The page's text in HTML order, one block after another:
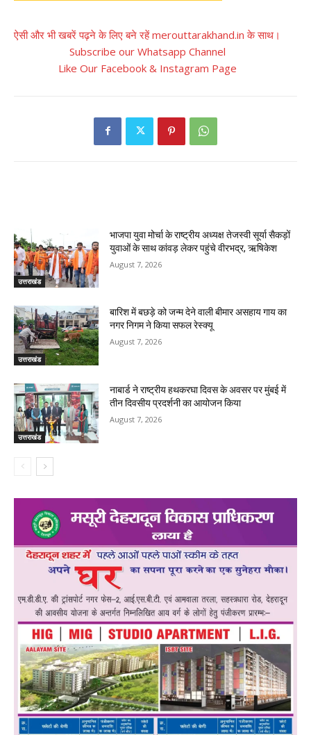
ऐसी और भी खबरें पढ़ने के लिए बने रहें merouttarakhand.in के साथ।
Subscribe our Whatsapp Channel
Like Our Facebook & Instagram Page
उत्तराखंड
भाजपा युवा मोर्चा के राष्ट्रीय अध्यक्ष तेजस्वी सूर्या सैकड़ों
युवाओं के साथ कांवड़ लेकर पहुंचे वीरभद्र, ऋषिकेश
August 7, 2026
उत्तराखंड
बारिश में बछड़े को जन्म देने वाली बीमार असहाय गाय का
नगर निगम ने किया सफल रेस्क्यू
August 7, 2026
उत्तराखंड
नाबार्ड ने राष्ट्रीय हथकरघा दिवस के अवसर पर मुंबई में
तीन दिवसीय प्रदर्शनी का आयोजन किया
August 7, 2026